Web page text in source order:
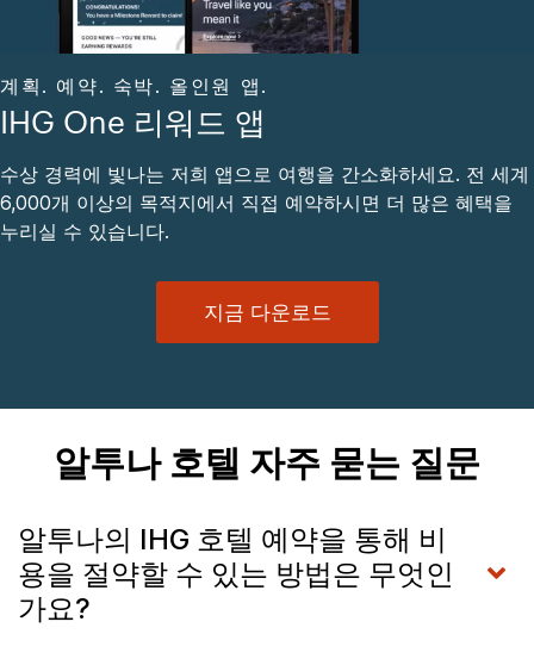
계획. 예약. 숙박. 올인원 앱.
IHG One 리워드 앱
수상 경력에 빛나는 저희 앱으로 여행을 간소화하세요. 전 세계
6,000개 이상의 목적지에서 직접 예약하시면 더 많은 혜택을
누리실 수 있습니다.
지금 다운로드
알투나 호텔 자주 묻는 질문
알투나의 IHG 호텔 예약을 통해 비
용을 절약할 수 있는 방법은 무엇인
가요?